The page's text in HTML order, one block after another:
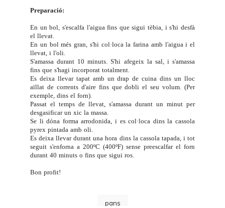
Preparació:
En un bol, s'escalfa l'aigua fins que sigui tèbia, i s'hi desfà
el llevat.
En un bol més gran, s'hi col·loca la farina amb l'aigua i el
llevat, i l'oli.
S'amassa durant 10 minuts. S'hi afegeix la sal, i s'amassa
fins que s'hagi incorporat totalment.
Es deixa llevar tapat amb un drap de cuina dins un lloc
aïllat de corrents d'aire fins que dobli el seu volum. (Per
exemple, dins el forn).
Passat el temps de llevat, s'amassa durant un minut per
desgasificar un xic la massa.
Se li dóna forma arrodonida, i es col·loca dins la cassola
pyrex pintada amb oli.
Es deixa llevar durant una hora dins la cassola tapada, i tot
seguit s'enforna a 200ºC (400ºF) sense preescalfar el forn
durant 40 minuts o fins que sigui ros.
Bon profit!
pans